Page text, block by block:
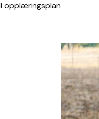
opplæringsplan